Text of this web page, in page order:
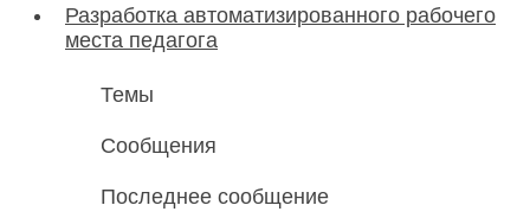
Разработка автоматизированного рабочего
места педагога
Темы
Сообщения
Последнее сообщение